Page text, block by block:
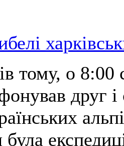
тому, о 8:00
друг